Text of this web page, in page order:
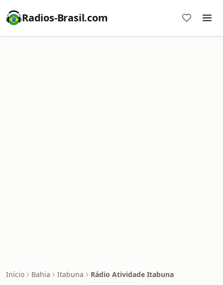
Radios-Brasil.com
Início Bahia Itabuna Rádio Atividade Itabuna